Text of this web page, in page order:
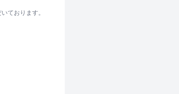
ております。